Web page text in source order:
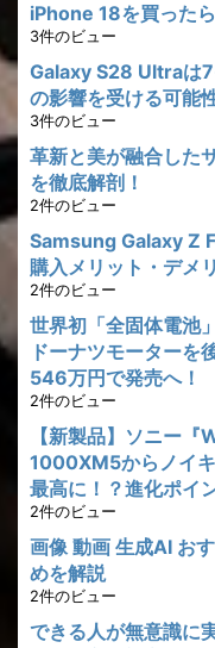
iPhone 18を買った
3件のビュー
Galaxy S28 Ultraは
の影響を受ける可能
3件のビュー
革新と美が融合した
を徹底解剖！
2件のビュー
Samsung Galaxy Z
購入メリット・デメ
2件のビュー
世界初「全固体電池
ドーナツモーターを
546万円で発売へ！
2件のビュー
【新製品】ソニー
1000XM5からノイ
最高に！？進化ポイ
2件のビュー
画像 動画 生成AI お
めを解説
2件のビュー
できる人が無意識に